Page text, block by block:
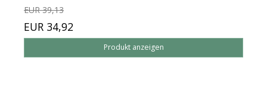
EUR 39,13
EUR 34,92
Produkt anzeigen